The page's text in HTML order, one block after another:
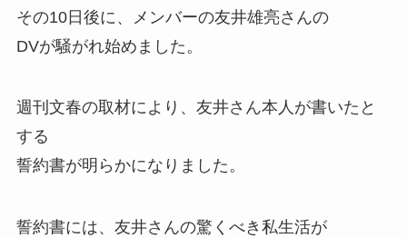
その10日後に、メンバーの友井雄亮さんの
DVが騒がれ始めました。
週刊文春の取材により、友井さん本人が書いたと
する
誓約書が明らかになりました。
誓約書には、友井さんの驚くべき私生活が